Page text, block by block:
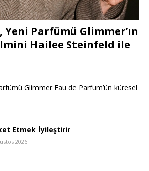
Yeni Parfümü Glimmer’ın
Hailee Steinfeld ile
Glimmer Eau de Parfum’ün küresel
Etmek İyileştirir
2026